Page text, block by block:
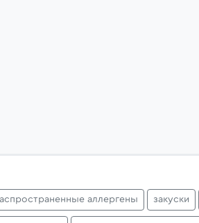
аллергены закуски